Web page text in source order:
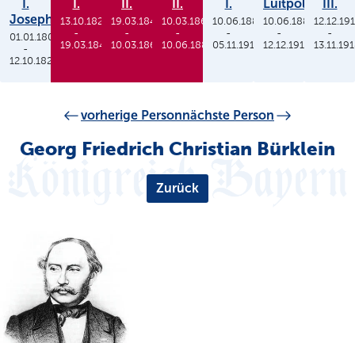
I.
Joseph
01.01.1806
-
12.10.1825
I.
13.10.1825
-
19.03.1848
II.
19.03.1848
-
10.03.1864
II.
10.03.1864
-
10.06.1886
I.
10.06.1886
-
05.11.1913
Luitpold
10.06.1886
-
12.12.1912
III.
-
vorherige Personnächste Person
Georg Friedrich Christian Bürklein
Zurück